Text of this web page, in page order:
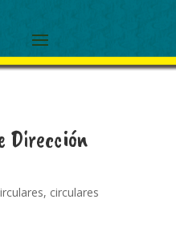
Dirección
, circulares